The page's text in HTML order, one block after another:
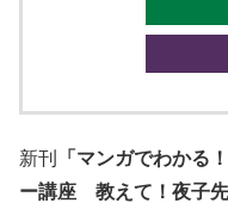
新刊
「マンガでわか
ー講座 教えて！夜子先